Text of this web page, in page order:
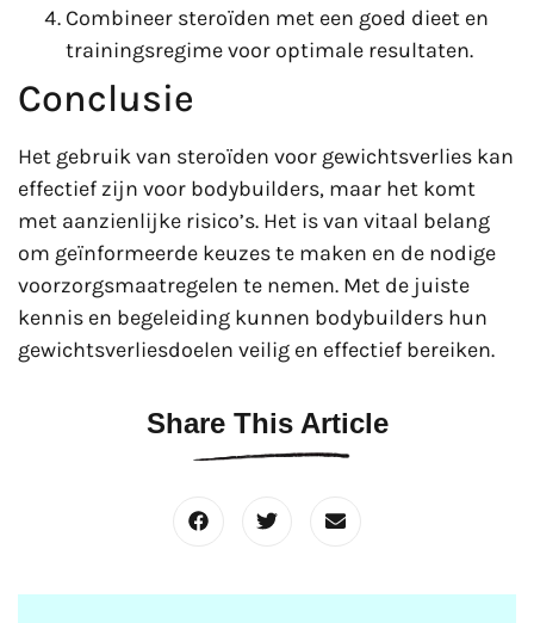
Combineer steroïden met een goed dieet en
trainingsregime voor optimale resultaten.
Conclusie
Het gebruik van steroïden voor gewichtsverlies kan
effectief zijn voor bodybuilders, maar het komt
met aanzienlijke risico’s. Het is van vitaal belang
om geïnformeerde keuzes te maken en de nodige
voorzorgsmaatregelen te nemen. Met de juiste
kennis en begeleiding kunnen bodybuilders hun
gewichtsverliesdoelen veilig en effectief bereiken.
Share This Article